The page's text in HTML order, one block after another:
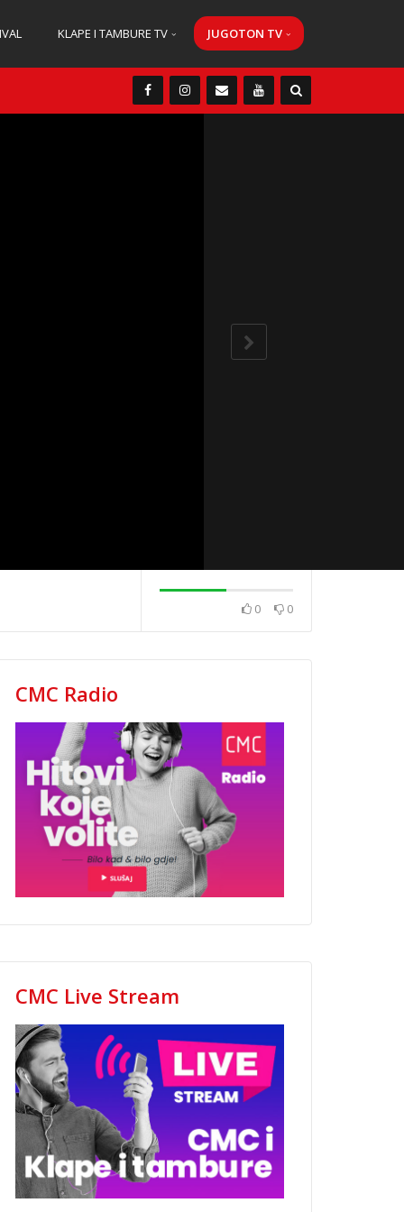
KLAPE I TAMBURE TV JUGOTON TV
Top 40 domaća
Top 40 strana
0 0
CMC Radio
CMC Live Stream